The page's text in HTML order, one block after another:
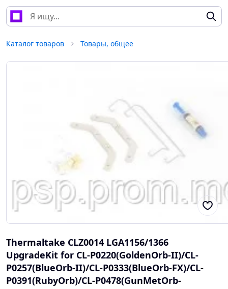
Каталог товаров Товары, общее
Thermaltake CLZ0014 LGA1156/1366
UpgradeKit for CL-P0220(GoldenOrb-II)/CL-
P0257(BlueOrb-II)/CL-P0333(BlueOrb-FX)/CL-
P0391(RubyOrb)/CL-P0478(GunMetOrb-